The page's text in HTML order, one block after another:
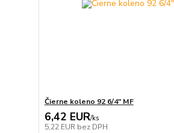
Čierne koleno 92 6/4" MF
6,42 EUR/ks
5,22 EUR bez DPH